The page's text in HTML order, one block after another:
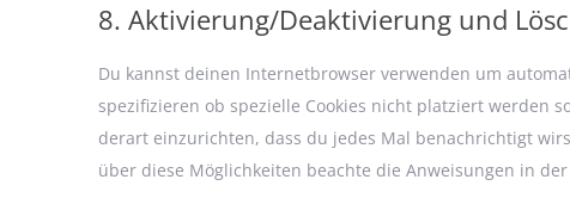
8. Aktivierung/Deaktivierung und
Du kannst deinen Internetbrowser verwenden um
spezifizieren ob spezielle Cookies nicht platziert werden
derart einzurichten, dass du jedes Mal benachrichtigt
über diese Möglichkeiten beachte die Anweisungen in